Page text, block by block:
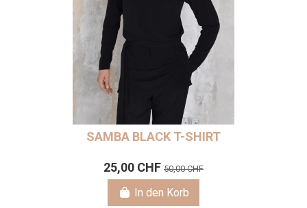
SAMBA BLACK T-SHIRT
25,00 CHF 50,00 CHF
In den Korb